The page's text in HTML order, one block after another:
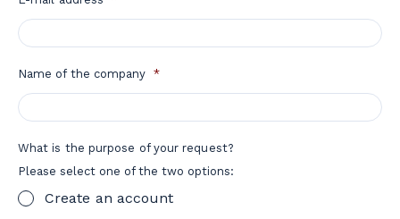
Name of the company *
What is the purpose of your request?
Please select one of the two options:
Create an account